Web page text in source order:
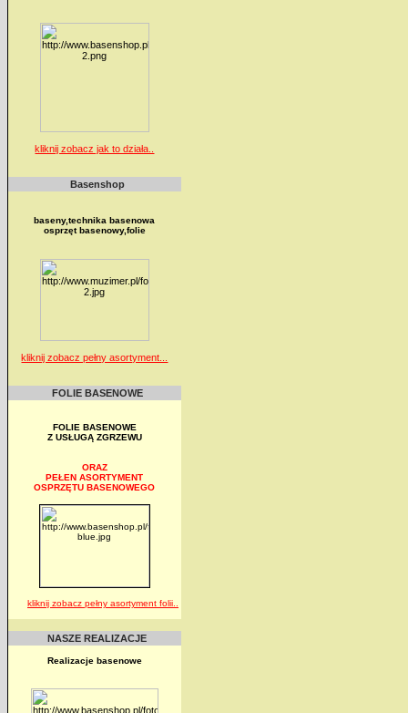
kliknij zobacz jak to działa..
Basenshop
baseny,technika basenowa
osprzęt basenowy,folie
kliknij zobacz pełny asortyment...
FOLIE BASENOWE
FOLIE BASENOWE
Z USŁUGĄ ZGRZEWU
ORAZ
PEŁEN ASORTYMENT
OSPRZĘTU BASENOWEGO
kliknij zobacz pełny asortyment folii..
NASZE REALIZACJE
Realizacje basenowe